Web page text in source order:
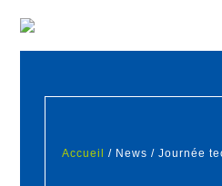
Accueil / News / Journée